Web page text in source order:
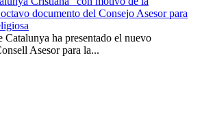
documento del Consejo Asesor para
Catalunya ha presentado el nuevo
Asesor para la...